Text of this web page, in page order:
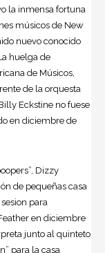
la inmensa fortuna
músicos de New
nuevo conocido
huelga de
de Músicos,
de la orquesta
Eckstine no fuese
en diciembre de
Dizzy
de pequeñas casa
para
en diciembre
junto al quinteto
para la casa